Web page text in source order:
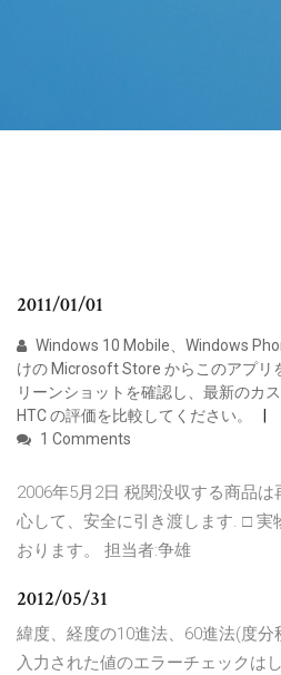
2011/01/01
Windows 10 Mobile、Windows
けの Microsoft Store からこのアプリ
リーンショットを確認し、最新のカ
HTC の評価を比較してください。
1 Comments
2006年5月2日 税関没収する商品
心して、安全に引き渡します. □ 実
おります。 担当者:争雄
2012/05/31
緯度、経度の10進法、60進法(度分
入力された値のエラーチェックは